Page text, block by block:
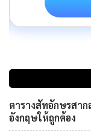
ตารางสัทอักษรสาก
อังกฤษให้ถูกต้อง